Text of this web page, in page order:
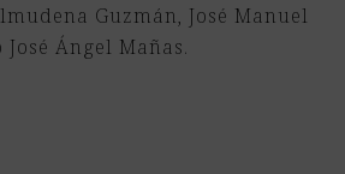
Guzmán, José Manuel
Ángel Mañas.